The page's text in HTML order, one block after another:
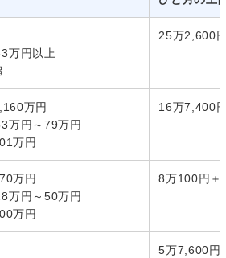
万円以上
25万2,600
万円
万円～79万円
万円
16万7,400
万円
万円～50万円
万円
8万100円＋
5万7,600円